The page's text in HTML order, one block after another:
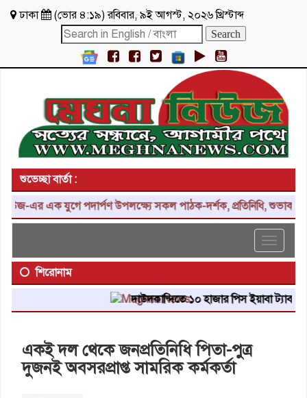
ঢাকা (ভোর ৪:১৯)রবিবার, ৯ই আগস্ট, ২০২৬ খ্রিস্টাব্দ
শুভেচ্ছা বার্তা :
এর এক যুগে পদার্পণ উপলক্ষ্যে সকল পাঠক-দর্শক, প্রতিনিধি,
Toggle
শিরোনাম
দাউদকান্দিতে ১০ হাজার পিস ইয়াবা ট্যাবলেট
একই দল থেকে জনপ্রতিনিধি পিতা-পুত্র
দুজনই অবসরপ্রাপ্ত সামরিক কর্মকর্তা